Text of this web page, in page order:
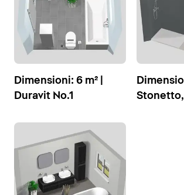
Dimensioni: 6 m² |
Duravit No.1